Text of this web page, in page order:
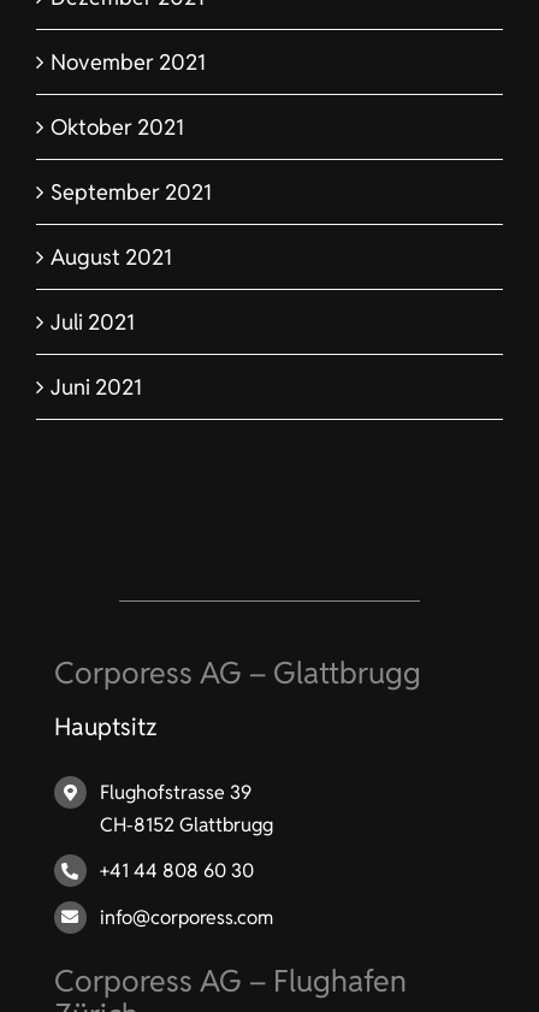
November 2021
Oktober 2021
September 2021
August 2021
Juli 2021
Juni 2021
Hauptsitz
CH-8152 Glattbrugg
+41 44 808 60 30
Zürich